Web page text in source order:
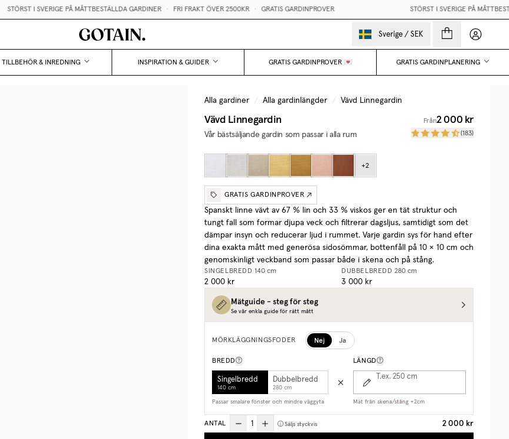
STÖRST I SVERIGE PÅ MÅTTBESTÄLLDA GARDINER • FRI FRAKT ÖVER 2500KR • GRATIS GARDINPROVER STÖRST I SVERIGE PÅ
Sverige / SEK Mina
TILLBEHÖR & INREDNING INSPIRATION & GUIDER GRATIS GARDINPROVER 💌 GRATIS GARDINPLANERING
Alla gardiner / Alla gardinlängder / Vävd Linnegardin
Vävd Linnegardin
Vår bästsäljande gardin som passar i alla rum
Från2 000 kr
(183)
+2
GRATIS GARDINPROVER
Spanskt linne vävt av 67 % lin och 33 % viskos ger en tät struktur och
tungt fall som formar djupa veck och filtrerar dagsljus, samtidigt som det
dämpar insyn och reducerar ljud i rummet. Varje gardin sys för hand efter
dina exakta mått med generösa sidosömmar, bottenfåll på 10 × 10 cm och
genomskinligt veckband som passar både i skena och på stång.
SINGELBREDD 140 cm
2 000 kr
DUBBELBREDD 280 cm
3 000 kr
Mätguide - steg för steg
Se vår enkla guide för rätt mått
MÖRKLÄGGNINGSFODER Nej Ja
BREDD
Singelbredd
140 cm
Dubbelbredd
280 cm
Passar smalare fönster och mindre väggyta
LÄNGD
T.ex. 250 cm
Mät från skena/stång +2cm
ANTAL Säljs styckvis 2 000 kr